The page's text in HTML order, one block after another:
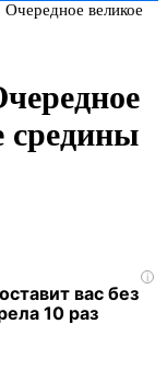
великое
средины
i
вас без
10 раз